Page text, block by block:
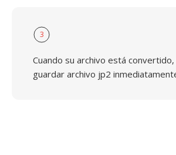
3
Cuando su archivo está
guardar archivo jp2